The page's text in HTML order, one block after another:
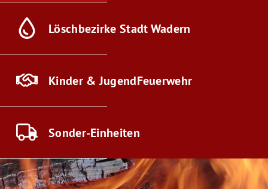
Löschbezirke Stadt Wadern
Kinder & JugendFeuerwehr
Sonder-Einheiten